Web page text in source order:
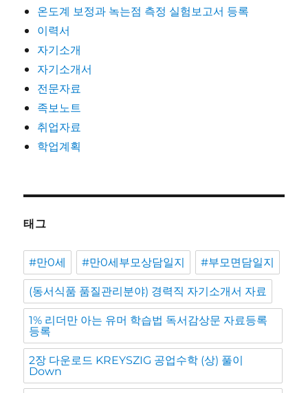
온도계 보정과 녹는점 측정 실험보고서 등록
이력서
자기소개
자기소개서
전문자료
족보노트
취업자료
학업계획
태그
#만0세 #만0세부모상담일지 #부모면담일지
(동서식품 품질관리분야) 경력직 자기소개서 자료
1% 리더만 아는 유머 학습법 독서감상문 자료등록
등록
2장 다운로드 KREYSZIG 공업수학 (상) 풀이
Down